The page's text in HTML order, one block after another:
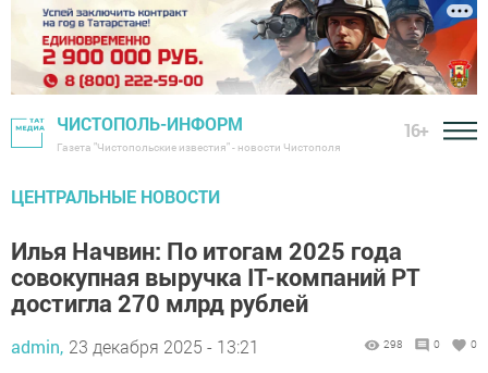
ЧИСТОПОЛЬ-ИНФОРМ
Газета "Чистопольские известия" - новости Чистополя
16+
ЦЕНТРАЛЬНЫЕ НОВОСТИ
Илья Начвин: По итогам 2025 года
совокупная выручка IT-компаний РТ
достигла 270 млрд рублей
admin, 23 декабря 2025 - 13:21 298 0 0